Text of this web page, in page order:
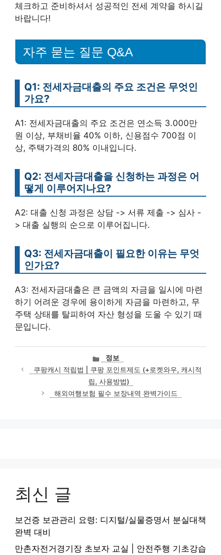
체크하고 준비하셔서 성공적인 전세 계약을 하시길
바랍니다!
자주 묻는 질문 Q&A
Q1: 전세자금대출의 주요 조건은 무엇인
가요?
A1: 전세자금대출의 주요 조건은 연소득 3.000만
원 이상, 부채비율 40% 이하, 신용점수 700점 이
상, 주택가격의 80% 이내입니다.
Q2: 전세자금대출을 신청하는 과정은 어
떻게 이루어지나요?
A2: 대출 신청 과정은 상담 -> 서류 제출 -> 심사 -
> 대출 실행의 순으로 이루어집니다.
Q3: 전세자금대출이 필요한 이유는 무엇
인가요?
A3: 전세자금대출은 큰 금액의 자금을 일시에 마련
하기 어려운 경우에 용이하게 자금을 마련하고, 무
주택 상태를 탈피하여 자산 형성을 도울 수 있기 때
문입니다.
카
테
고
리
정보
쿠팡캐시 적립법 | 쿠팡 포인트제도 (+로켓와우, 캐시적
립, 사용방법)
해외여행보험 필수 보장내역 완벽가이드
최신 글
보건증 보관관리 요령: 디지털/실물증명서 분실대책
완벽 대비
만촌자전거경기장 초보자 교실 | 안전주행 기초강습